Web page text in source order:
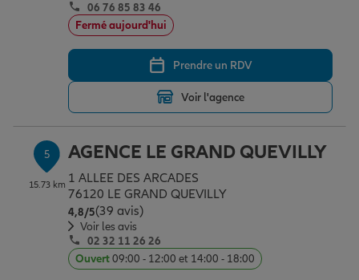
06 76 85 83 46
Fermé aujourd'hui
Prendre un RDV
Voir l'agence
5
15.73 km
AGENCE LE GRAND QUEVILLY
1 ALLEE DES ARCADES
76120 LE GRAND QUEVILLY
4,8/5Note de 4.8 sur 5
(39 avis)
Voir les avis
02 32 11 26 26
Ouvert09:00 - 12:00 et 14:00 - 18:00